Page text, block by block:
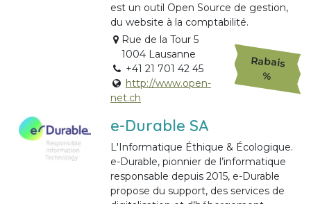
est un outil Open Source de gestion,
du website à la comptabilité.
Rue de la Tour 5
1004 Lausanne
+41 21 701 42 45
http://www.open-
net.ch
Rabais
%
e-Durable SA
L'Informatique Éthique & Écologique.
e-Durable, pionnier de l’informatique
responsable depuis 2015, e-Durable
propose du support, des services de